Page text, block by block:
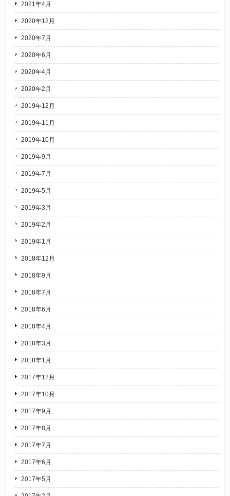
2021年4月
2020年12月
2020年7月
2020年6月
2020年4月
2020年2月
2019年12月
2019年11月
2019年10月
2019年9月
2019年7月
2019年5月
2019年3月
2019年2月
2019年1月
2018年12月
2018年9月
2018年7月
2018年6月
2018年4月
2018年3月
2018年1月
2017年12月
2017年10月
2017年9月
2017年8月
2017年7月
2017年6月
2017年5月